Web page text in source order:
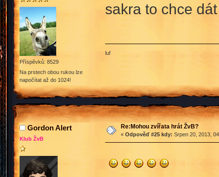
Příspěvků: 8529
Na prstech obou rukou lze
napočítat až do 1024!
sakra to chce
luf
Gordon Alert
Klub ŽvB
Re:Mohou zvířata hrát ŽvB?
« Odpověď #25 kdy: Srpen 20, 2013,